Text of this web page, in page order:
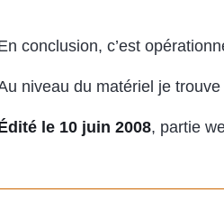
conclusion, c’est
niveau du matériel je
le 10 juin 2008, partie